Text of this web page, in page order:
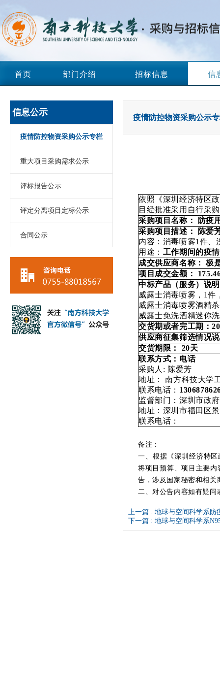
首页 部门介绍 招标信息 信
信息公示
疫情防控物资采购公示专栏
重大项目采购需求公示
评标报告公示
评定分离项目定标公示
合同公示
疫情防控物资采购公示
依照《深圳经济特区
目经批准采用自行采
采购项目名称： 防疫
采购项目描述： 陈爱
内容：消毒喷雾1件、
用途： 工作期间的疫
成交供应商名称： 极
项目成交金额：
中标产品（服务）说明
威露士消毒喷雾，1件
威露士消毒喷雾酒精
威露士免洗酒精迷你
交货期或者完工期：2
供应商征集筛选情况
交货期限： 20天
联系方式：电话
采购人: 陈爱芳
地址： 南方科技大学
联系电话： 1
监督部门：深圳市政
地址：深圳市福田区
联系电话： 传
备注：
一、根据《深圳经济特
将项目预算、项目主要
告，涉及国家秘密和相关
二、对公告内容如有疑问
上一篇 : 地球与空间科学系防
下一篇 : 地球与空间科学系